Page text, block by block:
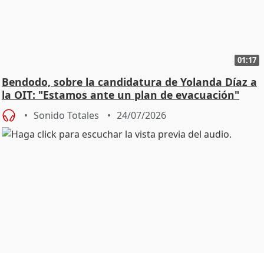
01:17
Bendodo, sobre la candidatura de Yolanda Díaz a
la OIT: "Estamos ante un plan de evacuación"
Sonido Totales 24/07/2026